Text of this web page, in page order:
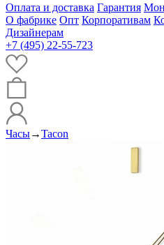
Оплата и доставка Гарантия
О фабрике Опт Корпоративам
Дизайнерам
+7 (495) 22-55-723
Часы→Tacon